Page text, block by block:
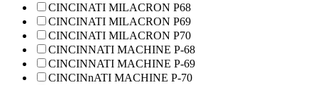
CINCINATI MILACRON P68
CINCINATI MILACRON P69
CINCINATI MILACRON P70
CINCINNATI MACHINE P-68
CINCINNATI MACHINE P-69
CINCINnATI MACHINE P-70